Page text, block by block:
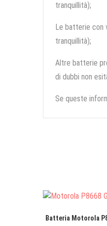
tranquillità);
Le batterie con
tranquillità);
Altre batterie
di dubbi non
Se queste
Batteria Motorola